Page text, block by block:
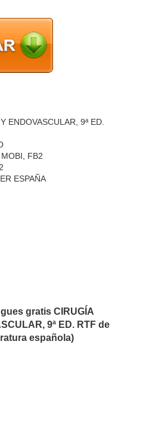
ENDOVASCULAR, 9ª ED.
FB2
ESPAÑA
gratis CIRUGÍA
9ª ED. RTF de
española)